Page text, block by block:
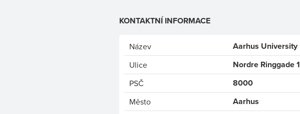
KONTAKTNÍ INFORMACE
Název Aarhus University
Ulice Nordre Ringgade 1
PSČ 8000
Město Aarhus